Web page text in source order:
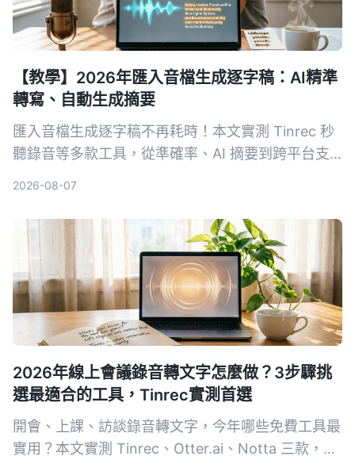
【教學】2026年匯入音檔生成逐字稿：AI精準
轉寫、自動生成摘要
匯入音檔生成逐字稿不再耗時！本文實測 Tinrec 秒
聽錄音等多款工具，從準確率、AI 摘要到跨平台支
2026-08-07
2026年線上會議錄音轉文字怎麼做？3步驟挑
選最適合的工具，Tinrec實測首選
開會、上課、訪談錄音轉文字，今年哪些免費工具最
實用？本文實測 Tinrec、Otter.ai、Notta 三款，從